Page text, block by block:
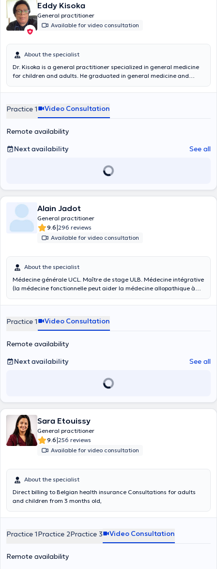
Eddy Kisoka
General practitioner
Available for video consultation
About the specialist
Dr. Kisoka is a general practitioner specialized in general medicine
for children and adults. He graduated in general medicine and
Health at the Université Libre de Bruxelles (Eramse). He is an active
works every morning. Doctor Kisoka welcomes you in his office in
Practice 1 Video Consultation
Remote availability
Next availability
See all
Alain Jadot
General practitioner
9.6|296 reviews
Available for video consultation
About the specialist
Médecine générale UCL. Maître de stage ULB. Médecine intégrative
(la médecine fonctionnelle peut aider la médecine allopathique à
deux médecines ne s'opposent pas mais coopèrent).
Conférencier en biologie et médecine. Suivi post-trauma en biologie
et médecine intégratives.
Practice 1 Video Consultation
Remote availability
Next availability
See all
Sara Etouissy
General practitioner
9.6|256 reviews
Available for video consultation
About the specialist
Direct billing to Belgian health insurance Consultations for adults
and children from 3 months old,
Practice 1Practice 2Practice 3 Video Consultation
Remote availability